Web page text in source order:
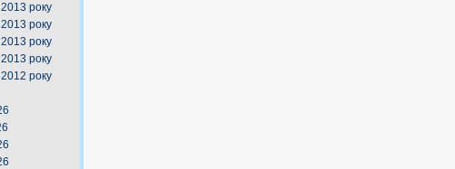
2013 року
2013 року
2013 року
2013 року
2012 року